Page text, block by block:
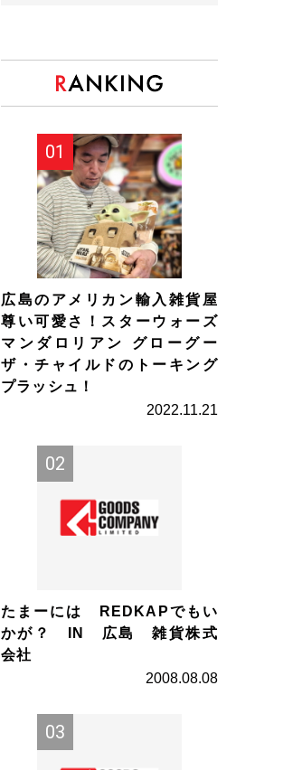
広島のアメリカン輸入雑貨屋
尊い可愛さ！スターウォーズ
マンダロリアン グローグー
ザ・チャイルドのトーキング
プラッシュ！
2022.11.21
たまーには REDKAPでもい
かが？ IN 広島 雑貨株式
会社
2008.08.08